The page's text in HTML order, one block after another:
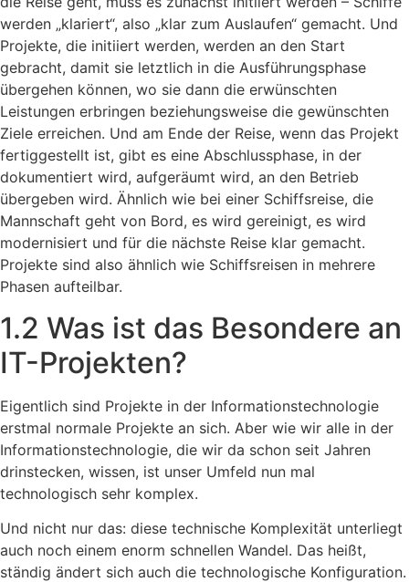
werden „klariert“, also „klar zum Auslaufen“ gemacht. Und
Projekte, die initiiert werden, werden an den Start
gebracht, damit sie letztlich in die Ausführungsphase
übergehen können, wo sie dann die erwünschten
Leistungen erbringen beziehungsweise die gewünschten
Ziele erreichen. Und am Ende der Reise, wenn das Projekt
fertiggestellt ist, gibt es eine Abschlussphase, in der
dokumentiert wird, aufgeräumt wird, an den Betrieb
übergeben wird. Ähnlich wie bei einer Schiffsreise, die
Mannschaft geht von Bord, es wird gereinigt, es wird
modernisiert und für die nächste Reise klar gemacht.
Projekte sind also ähnlich wie Schiffsreisen in mehrere
Phasen aufteilbar.
1.2 Was ist das Besondere an
IT-Projekten?
Eigentlich sind Projekte in der Informationstechnologie
erstmal normale Projekte an sich. Aber wie wir alle in der
Informationstechnologie, die wir da schon seit Jahren
drinstecken, wissen, ist unser Umfeld nun mal
technologisch sehr komplex.
Und nicht nur das: diese technische Komplexität unterliegt
auch noch einem enorm schnellen Wandel. Das heißt,
ständig ändert sich auch die technologische Konfiguration.